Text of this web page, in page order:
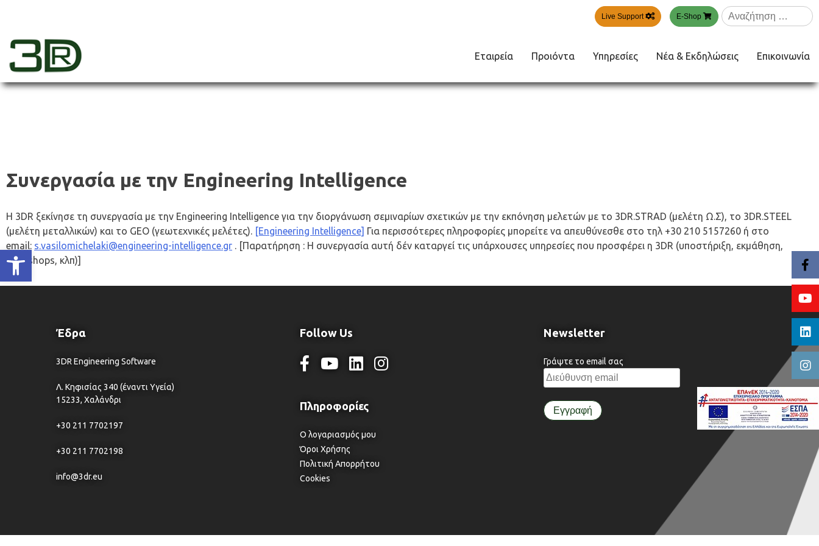
Ανοίξτε τη γραμμή εργαλείων
Live Support E-Shop
Αναζήτηση
για:
3dr
Εταιρεία Προιόντα Υπηρεσίες Νέα & Εκδηλώσεις Επικοινωνία
Συνεργασία με την Engineering Intelligence
Η 3DR ξεκίνησε τη συνεργασία με την Engineering Intelligence για την διοργάνωση σεμιναρίων σχετικών με την εκπόνηση μελετών με το 3DR.STRAD (μελέτη Ω.Σ), το 3DR.STEEL
(μελέτη μεταλλικών) και το GEO (γεωτεχνικές μελέτες). [Engineering Intelligence] Για περισσότερες πληροφορίες μπορείτε να απευθύνεσθε στο τηλ +30 210 5157260 ή στο
email: s.vasilomichelaki@engineering-intelligence.gr . [Παρατήρηση : Η συνεργασία αυτή δέν καταργεί τις υπάρχουσες υπηρεσίες που προσφέρει η 3DR (υποστήριξη, εκμάθηση,
workshops, κλπ)]
Έδρα
3DR Engineering Software
Λ. Κηφισίας 340 (έναντι Υγεία)
15233, Χαλάνδρι
+30 211 7702197
+30 211 7702198
info@3dr.eu
Follow Us
Ο λογαριασμός μου
Όροι Χρήσης
Πολιτική Απορρήτου
Cookies
Newsletter
Γράψτε το email σας